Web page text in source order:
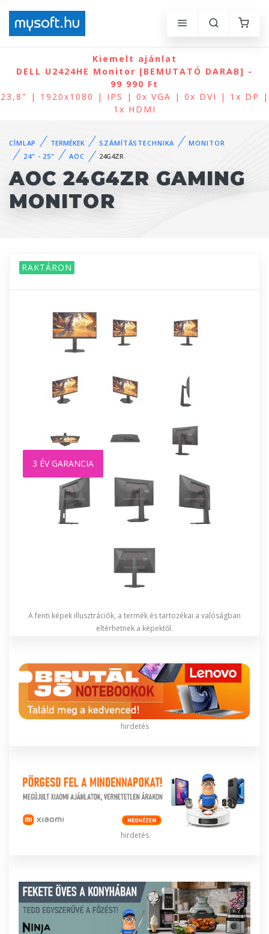
Kiemelt ajánlat
DELL U2424HE Monitor [BEMUTATÓ DARAB] -
99 990 Ft
23,8" | 1920x1080 | IPS | 0x VGA | 0x DVI | 1x DP |
1x HDMI
CÍMLAP TERMÉKEK SZÁMÍTÁSTECHNIKA
MONITOR
24" - 25"
AOC 24G4ZR
AOC 24G4ZR GAMING
MONITOR
RAKTÁRON
3 ÉV GARANCIA
A fenti képek illusztrációk, a termék és tartozékai a valóságban
eltérhetnek a képektől.
hirdetés
hirdetés